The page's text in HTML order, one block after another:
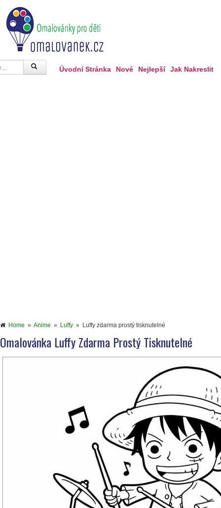
Úvodní Stránka Nové Nejlepší Jak Nakreslit
Home » Anime » Luffy » Luffy zdarma prostý tisknutelné
Omalovánka Luffy Zdarma Prostý Tisknutelné